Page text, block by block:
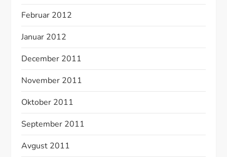
Februar 2012
Januar 2012
December 2011
November 2011
Oktober 2011
September 2011
Avgust 2011